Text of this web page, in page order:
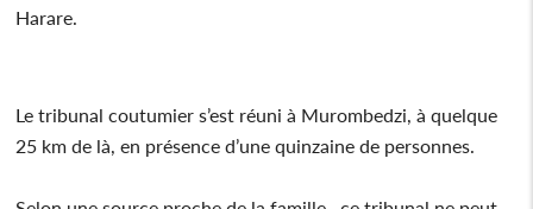
Harare.
Le tribunal coutumier s’est réuni à Murombedzi, à quelque
25 km de là, en présence d’une quinzaine de personnes.